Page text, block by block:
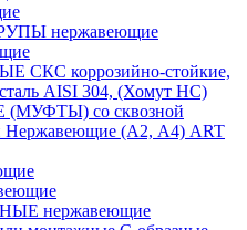
нержавеющие
коррозийно-стойкие,
AISI 304, (Хомут НС)
со сквозной
Нержавеющие (А2, А4) ART
нержавеющие